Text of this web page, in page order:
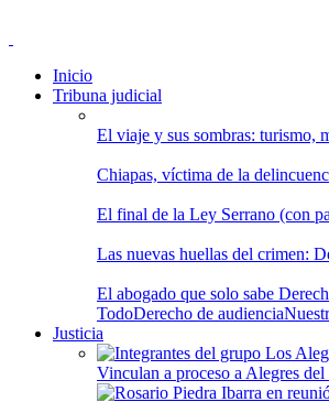
Inicio
Tribuna judicial
El viaje y sus sombras: turismo,
Chiapas, víctima de la
El final de la Ley Serrano (con
Las nuevas huellas del crimen:
El abogado que solo sabe
TodoDerecho de audiencia
Justicia
Vinculan a proceso a Alegres